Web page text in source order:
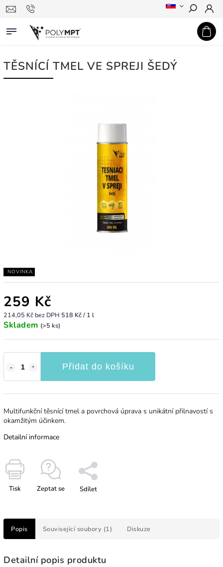
Hledat
TĚSNÍCÍ TMEL VE SPREJI ŠEDÝ
NOVINKA
259 Kč
214,05 Kč bez DPH 518 Kč / 1 l
Skladem (>5 ks)
Přidat do košíku
Multifunkční těsnící tmel a povrchová úprava s unikátní přilnavostí s
okamžitým účinkem.
Detailní informace
Tisk Zeptat se Sdílet
Popis Související soubory (1) Diskuze
Detailní popis produktu